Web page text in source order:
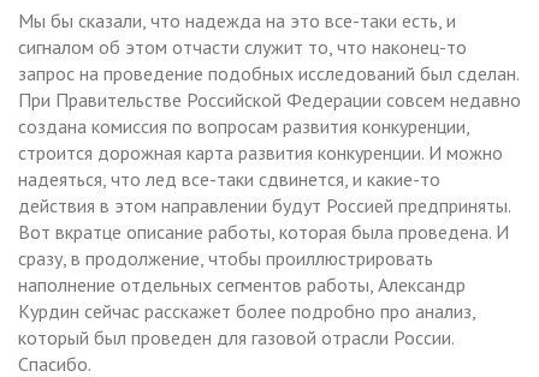
Мы бы сказали, что надежда на это все-таки есть, и
сигналом об этом отчасти служит то, что наконец-то
запрос на проведение подобных исследований был сделан.
При Правительстве Российской Федерации совсем недавно
создана комиссия по вопросам развития конкуренции,
строится дорожная карта развития конкуренции. И можно
надеяться, что лед все-таки сдвинется, и какие-то
действия в этом направлении будут Россией предприняты.
Вот вкратце описание работы, которая была проведена. И
сразу, в продолжение, чтобы проиллюстрировать
наполнение отдельных сегментов работы, Александр
Курдин сейчас расскажет более подробно про анализ,
который был проведен для газовой отрасли России.
Спасибо.